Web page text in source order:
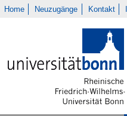
Home Neuzugänge Kontakt